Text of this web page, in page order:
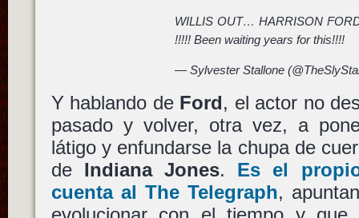
WILLIS OUT… HARRISON
!!!!! Been waiting years for this!!!!
— Sylvester Stallone
Y hablando de Ford, el actor no
pasado y volver, otra vez, a
látigo y enfundarse la chupa de
de Indiana Jones. Es el
cuenta al The Telegraph,